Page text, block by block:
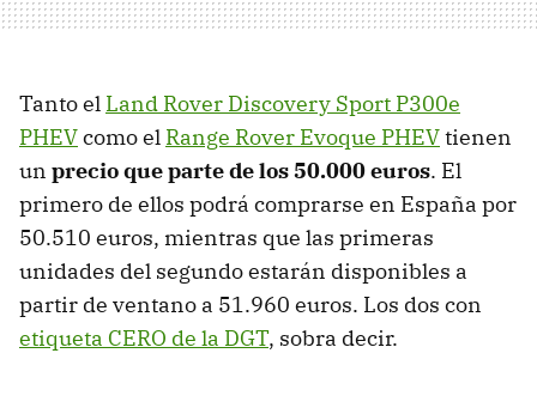
Tanto el Land Rover Discovery Sport P300e
PHEVcomo el Range Rover Evoque PHEVtienen
un precio que parte de los 50.000 euros. El
primero de ellos podrá comprarse en España por
50.510 euros, mientras que las primeras
unidades del segundo estarán disponibles a
partir de ventano a 51.960 euros. Los dos con
etiqueta CERO de la DGT, sobra decir.